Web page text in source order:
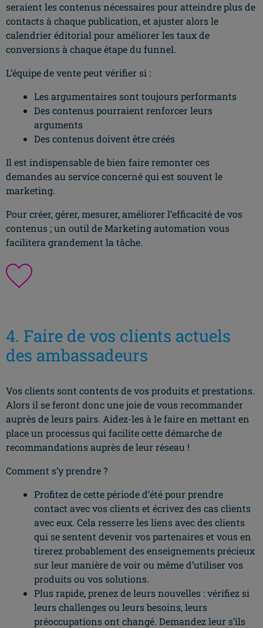
seraient les contenus nécessaires pour atteindre plus de
contacts à chaque publication, et ajuster alors le
calendrier éditorial pour améliorer les taux de
conversions à chaque étape du funnel.
L’équipe de vente peut vérifier si :
Les argumentaires sont toujours performants
Des contenus pourraient renforcer leurs
arguments
Des contenus doivent être créés
Il est indispensable de bien faire remonter ces
demandes au service concerné qui est souvent le
marketing.
Pour créer, gérer, mesurer, améliorer l’efficacité de vos
contenus ; un outil de Marketing automation vous
facilitera grandement la tâche.
4. Faire de vos clients actuels
des ambassadeurs
Vos clients sont contents de vos produits et prestations.
Alors il se feront donc une joie de vous recommander
auprès de leurs pairs. Aidez-les à le faire en mettant en
place un processus qui facilite cette démarche de
recommandations auprès de leur réseau !
Comment s’y prendre ?
Profitez de cette période d’été pour prendre
contact avec vos clients et écrivez des cas clients
avec eux. Cela resserre les liens avec des clients
qui se sentent devenir vos partenaires et vous en
tirerez probablement des enseignements précieux
sur leur manière de voir ou même d’utiliser vos
produits ou vos solutions.
Plus rapide, prenez de leurs nouvelles : vérifiez si
leurs challenges ou leurs besoins, leurs
préoccupations ont changé. Demandez leur s’ils